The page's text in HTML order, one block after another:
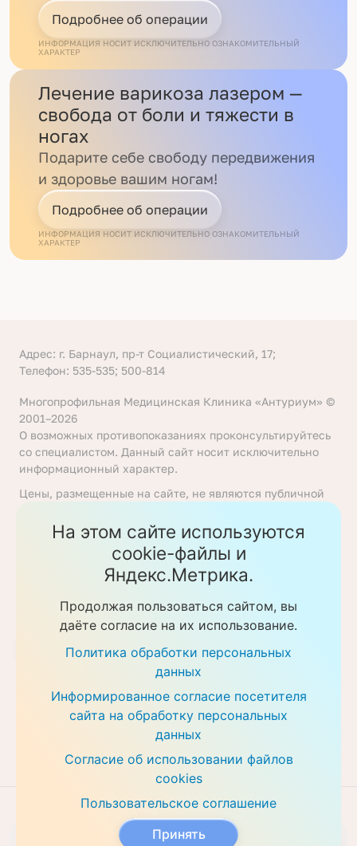
Подробнее об операции
ИНФОРМАЦИЯ НОСИТ ИСКЛЮЧИТЕЛЬНО ОЗНАКОМИТЕЛЬНЫЙ
ХАРАКТЕР
Лечение варикоза лазером —
свобода от боли и тяжести в
ногах
Подарите себе свободу передвижения
и здоровье вашим ногам!
Подробнее об операции
ИНФОРМАЦИЯ НОСИТ ИСКЛЮЧИТЕЛЬНО ОЗНАКОМИТЕЛЬНЫЙ
ХАРАКТЕР
Адрес: г. Барнаул, пр-т Социалистический, 17;
Телефон: 535-535; 500-814
Многопрофильная Медицинская Клиника «Антуриум» ©
2001–2026
О возможных противопоказаниях проконсультируйтесь
со специалистом. Данный сайт носит исключительно
информационный характер.
Цены, размещенные на сайте, не являются публичной
Гражданского кодекса Российской Федерации. Перед
получением услуги необходимо уточнять цены у
ответственных сотрудников клиники. Предоставление
услуг осуществляется на основании договора об
Политика обработки персональных данных
Скачать прайс-листы
Разработка сайта VT Digital
На этом сайте используются
cookie-файлы и
Яндекс.Метрика.
Продолжая пользоваться сайтом, вы
даёте согласие на их использование.
Политика обработки персональных
данных
Информированное согласие посетителя
сайта на обработку персональных
данных
Согласие об использовании файлов
cookies
Пользовательское соглашение
Принять